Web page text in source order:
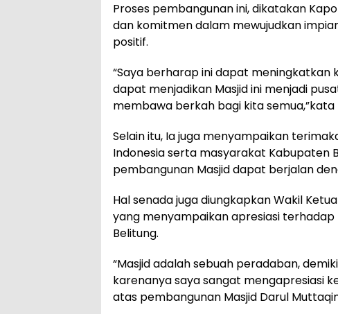
Proses pembangunan ini, dikatakan
dan komitmen dalam mewujudkan
positif.
“Saya berharap ini dapat
dapat menjadikan Masjid ini menjadi
membawa berkah bagi kita semua,”kata
Selain itu, Ia juga menyampaikan
Indonesia serta masyarakat Kabupaten
pembangunan Masjid dapat berjalan
Hal senada juga diungkapkan Wakil
yang menyampaikan apresiasi
Belitung.
“Masjid adalah sebuah peradaban,
karenanya saya sangat mengapresiasi
atas pembangunan Masjid Darul